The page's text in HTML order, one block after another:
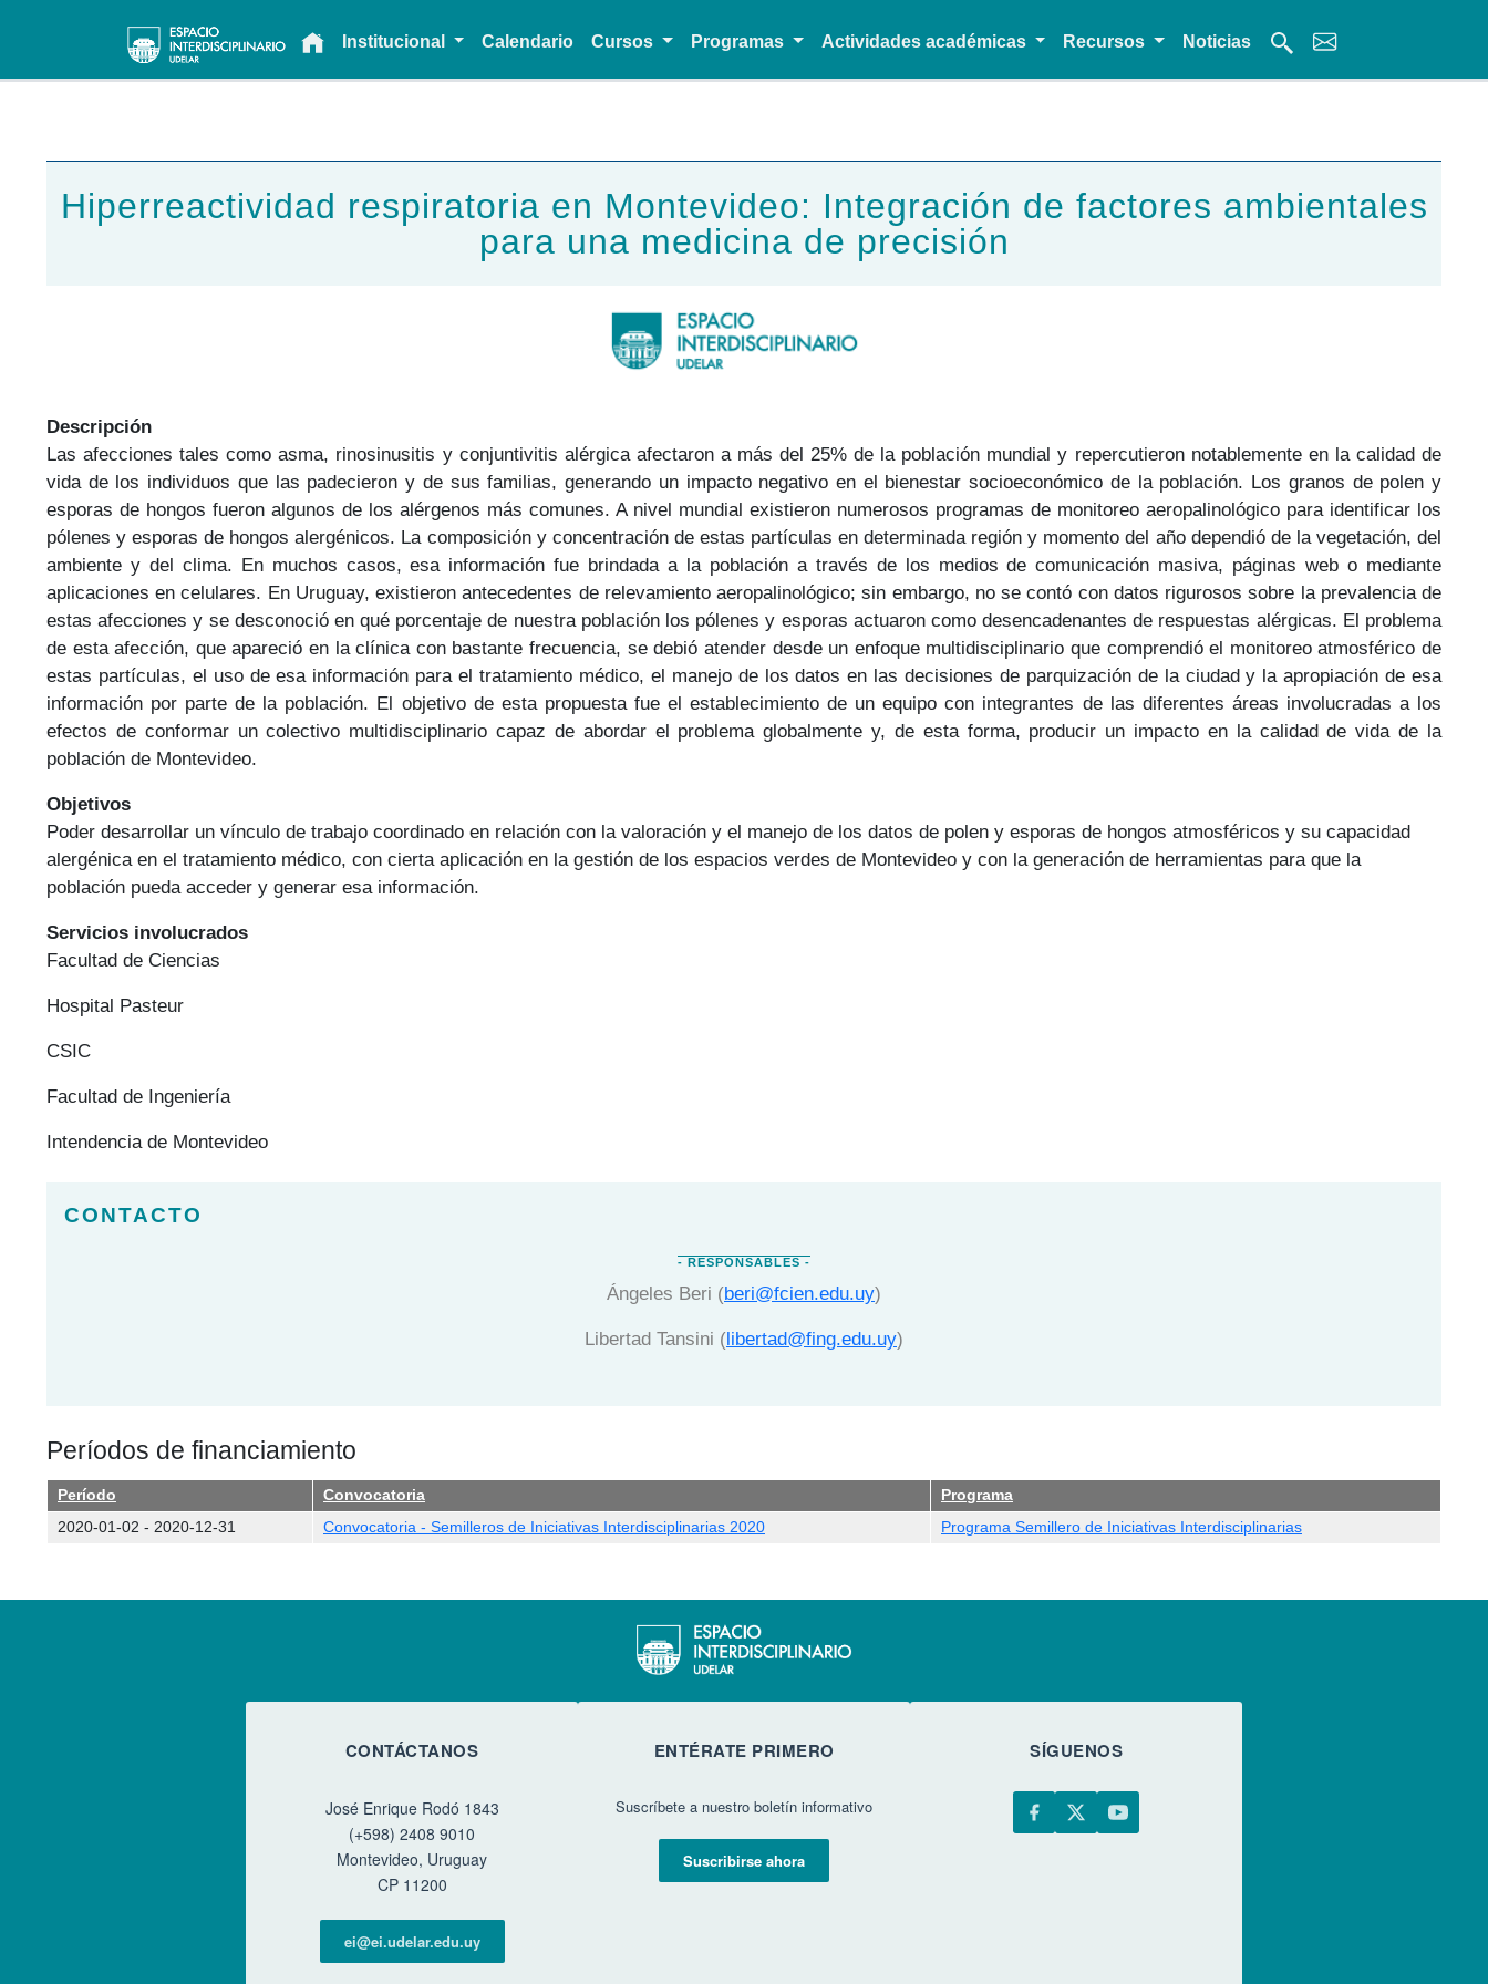
Main navigationInstitucional Calendario Cursos Programas Actividades académicas Recursos Noticias
Hiperreactividad respiratoria en Montevideo: Integración de factores ambientales
para una medicina de precisión
Descripción
Las afecciones tales como asma, rinosinusitis y conjuntivitis alérgica afectaron a más del 25% de la población mundial y repercutieron notablemente en la calidad de
vida de los individuos que las padecieron y de sus familias, generando un impacto negativo en el bienestar socioeconómico de la población. Los granos de polen y
esporas de hongos fueron algunos de los alérgenos más comunes. A nivel mundial existieron numerosos programas de monitoreo aeropalinológico para identificar los
pólenes y esporas de hongos alergénicos. La composición y concentración de estas partículas en determinada región y momento del año dependió de la vegetación, del
ambiente y del clima. En muchos casos, esa información fue brindada a la población a través de los medios de comunicación masiva, páginas web o mediante
aplicaciones en celulares. En Uruguay, existieron antecedentes de relevamiento aeropalinológico; sin embargo, no se contó con datos rigurosos sobre la prevalencia de
estas afecciones y se desconoció en qué porcentaje de nuestra población los pólenes y esporas actuaron como desencadenantes de respuestas alérgicas. El problema
de esta afección, que apareció en la clínica con bastante frecuencia, se debió atender desde un enfoque multidisciplinario que comprendió el monitoreo atmosférico de
estas partículas, el uso de esa información para el tratamiento médico, el manejo de los datos en las decisiones de parquización de la ciudad y la apropiación de esa
información por parte de la población. El objetivo de esta propuesta fue el establecimiento de un equipo con integrantes de las diferentes áreas involucradas a los
efectos de conformar un colectivo multidisciplinario capaz de abordar el problema globalmente y, de esta forma, producir un impacto en la calidad de vida de la
población de Montevideo.
Objetivos
Poder desarrollar un vínculo de trabajo coordinado en relación con la valoración y el manejo de los datos de polen y esporas de hongos atmosféricos y su capacidad
alergénica en el tratamiento médico, con cierta aplicación en la gestión de los espacios verdes de Montevideo y con la generación de herramientas para que la
población pueda acceder y generar esa información.
Servicios involucrados
Facultad de Ciencias
Hospital Pasteur
CSIC
Facultad de Ingeniería
Intendencia de Montevideo
Ángeles Beri (beri@fcien.edu.uy)
Libertad Tansini (libertad@fing.edu.uy)
Períodos de financiamiento
Período Convocatoria
Programa
2020-01-02 - 2020-12-31 Convocatoria - Semilleros de Iniciativas Interdisciplinarias 2020 Programa Semillero de Iniciativas Interdisciplinarias
CONTÁCTANOS
José Enrique Rodó 1843
(+598) 2408 9010
Montevideo, Uruguay
CP 11200
ei@ei.udelar.edu.uy
ENTÉRATE PRIMERO
Suscríbete a nuestro boletín informativo
Suscribirse ahora
SÍGUENOS